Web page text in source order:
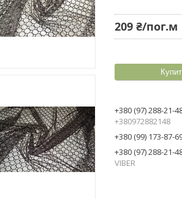
209 ₴/пог.м
+380 (97) 288-21-
+380972882148
+380 (99) 173-87-
+380 (97) 288-21-
VIBER